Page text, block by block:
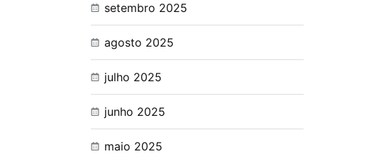
setembro 2025
agosto 2025
julho 2025
junho 2025
maio 2025